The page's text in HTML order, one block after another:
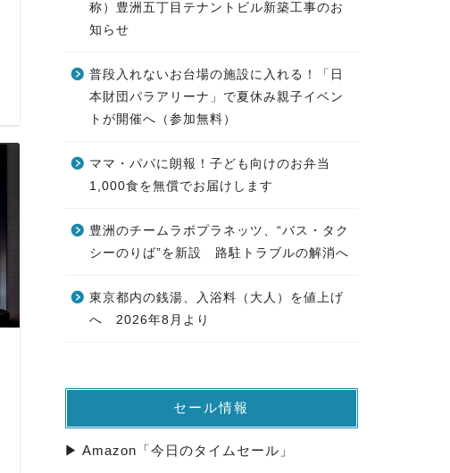
称）豊洲五丁目テナントビル新築工事のお
知らせ
普段入れないお台場の施設に入れる！「日
本財団パラアリーナ」で夏休み親子イベン
トが開催へ（参加無料）
ママ・パパに朗報！子ども向けのお弁当
1,000食を無償でお届けします
豊洲のチームラボプラネッツ、“バス・タク
シーのりば”を新設 路駐トラブルの解消へ
東京都内の銭湯、入浴料（大人）を値上げ
へ 2026年8月より
セール情報
▶ Amazon「今日のタイムセール」